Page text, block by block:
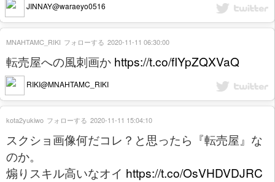
JINNAY@waraeyo0516
転売屋への風刺画か https://t.co/fIYpZQXVaQ
RIKI@MNAHTAMC_RIKI
MNAHTAMC_RIKI フォローする 2020-11-11 06:30:00
スクショ画像何だコレ？と思ったら『転売屋』な
のか。
煽りスキル高いなオイ https://t.co/OsVHDVDJRC
kota2yukiwo フォローする 2020-11-11 15:04:10